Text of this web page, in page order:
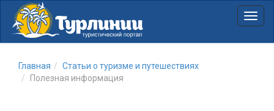
Главная
Статьи о туризме и путешествиях
Полезная информация